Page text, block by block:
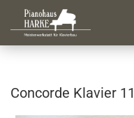
Con­cor­de Kla­vier